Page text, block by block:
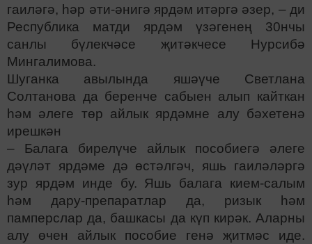
гаиләгә, һәр әти-әнигә ярдәм итәргә әзер, – ди
Республика матди ярдәм үзәгенең 30нчы
санлы бүлекчәсе җитәкчесе Нурсибә
Мингалимова.
Шуганка авылында яшәүче Светлана
Солтанова да беренче сабыен алып кайткан
һәм әлеге төр айлык ярдәмне алу бәхетенә
ирешкән
– Балага бирелүче айлык пособиегә әлеге
дәүләт ярдәме дә өстәлгәч, яшь гаиләләргә
зур ярдәм инде бу. Яшь балага кием-салым
һәм дару-препаратлар да, ризык һәм
памперслар да, башкасы да күп кирәк. Аларны
алу өчен айлык пособие генә җитмәс иде.